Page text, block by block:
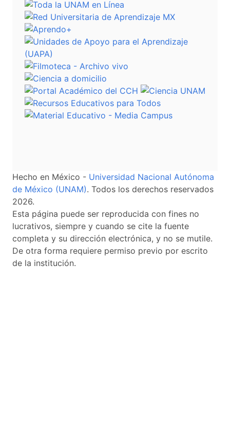
Hecho en México - Universidad Nacional Autónoma
de México (UNAM). Todos los derechos reservados
2026.
Esta página puede ser reproducida con fines no
lucrativos, siempre y cuando se cite la fuente
completa y su dirección electrónica, y no se mutile.
De otra forma requiere permiso previo por escrito
de la institución.